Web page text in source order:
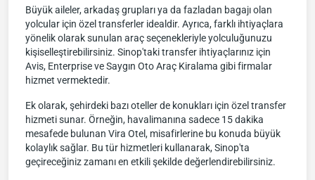
Büyük aileler, arkadaş grupları ya da fazladan bagajı olan
yolcular için özel transferler idealdir. Ayrıca, farklı ihtiyaçlara
yönelik olarak sunulan araç seçenekleriyle yolculuğunuzu
kişiselleştirebilirsiniz. Sinop'taki transfer ihtiyaçlarınız için
Avis, Enterprise ve Saygın Oto Araç Kiralama gibi firmalar
hizmet vermektedir.
Ek olarak, şehirdeki bazı oteller de konukları için özel transfer
hizmeti sunar. Örneğin, havalimanına sadece 15 dakika
mesafede bulunan Vira Otel, misafirlerine bu konuda büyük
kolaylık sağlar. Bu tür hizmetleri kullanarak, Sinop'ta
geçireceğiniz zamanı en etkili şekilde değerlendirebilirsiniz.